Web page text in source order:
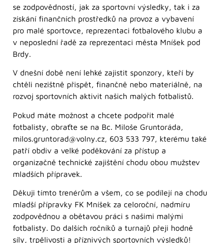
se zodpovědností, jak za sportovní výsledky, tak i za
získání finančních prostředků na provoz a vybavení
pro malé sportovce, reprezentaci fotbalového klubu a
v neposlední řadě za reprezentaci města Mníšek pod
Brdy.
V dnešní době není lehké zajistit sponzory, kteří by
chtěli nezištně přispět, finančně nebo materiálně, na
rozvoj sportovních aktivit našich malých fotbalistů.
Pokud máte možnost a chcete podpořit malé
fotbalisty, obraťte se na Bc. Miloše Gruntoráda,
milos.gruntorad@volny.cz, 603 533 797, kterému také
patří obdiv a velké poděkování za přístup a
organizačně technické zajištění chodu obou mužstev
mladších přípravek.
Děkuji tímto trenérům a všem, co se podílejí na chodu
mladší přípravky FK Mníšek za celoroční, nadmíru
zodpovědnou a obětavou práci s našimi malými
fotbalisty. Do dalších ročníků a turnajů přeji hodně
síly, trpělivosti a příznivých sportovních výsledků!